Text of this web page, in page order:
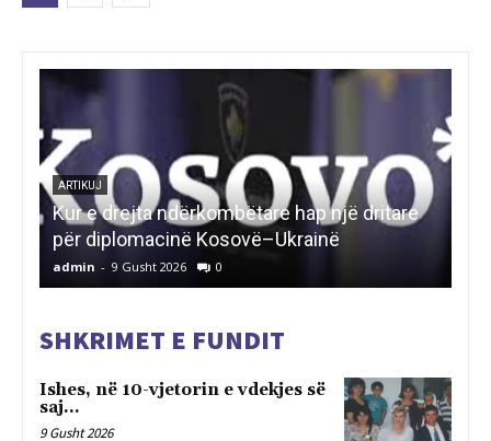
ARTIKUJ
Kur e drejta ndërkombëtare hap një dritare
për diplomacinë Kosovë–Ukrainë
admin - 9 Gusht 2026 0
SHKRIMET E FUNDIT
Ishes, në 10-vjetorin e vdekjes së
saj…
9 Gusht 2026